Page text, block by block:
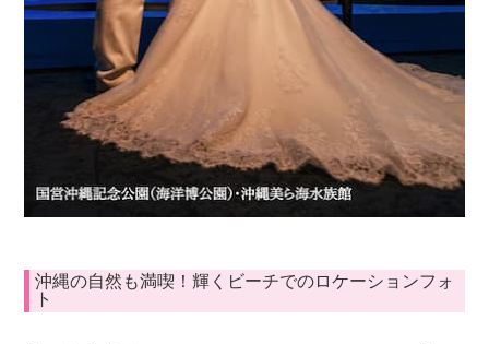
沖縄の自然も満喫！輝くビーチでのロケーションフォ
ト